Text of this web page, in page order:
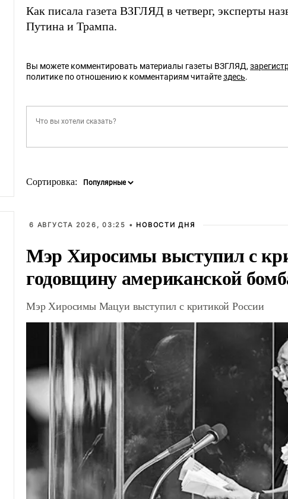
Как писала газета ВЗГЛЯД в четверг, эксперты
Путина и Трампа.
Вы можете комментировать материалы газеты ВЗГЛЯД,
политике по отношению к комментариям читайтездесь.
Сортировка:
6 АВГУСТА 2026, 03:25 • НОВОСТИ ДНЯ
Мэр Хиросимы выступил с
годовщину американской
Мэр Хиросимы Мацуи выступил с критикой России